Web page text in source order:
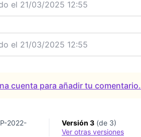
el 21/03/2025 12:55
el 21/03/2025 12:55
cuenta para añadir tu comentario.
2022-
Versión 3(de 3)
ver otras versiones